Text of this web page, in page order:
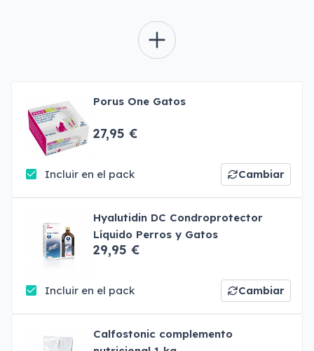
Porus One Gatos
27,95 €
Incluir en el pack Cambiar
Hyalutidin DC Condroprotector
Líquido Perros y Gatos
29,95 €
Incluir en el pack Cambiar
Calfostonic complemento